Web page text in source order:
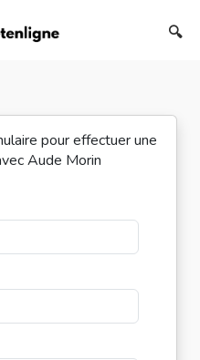
🔍
pour effectuer une
Aude Morin